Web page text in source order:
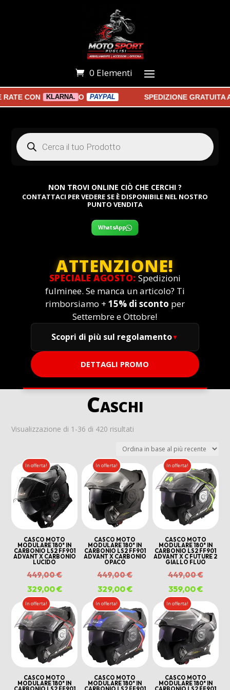
0 Elementi
CON KLARNA. O PAYPAL SPEDIZIONE GRATUITA
Products
search
NON TROVI ONLINE CIÒ CHE CERCHI ?
CONTATTACI PER VEDERE SE È DISPONIBILE NEL NOSTRO
PUNTO VENDITA
WhatsApp
ATTENZIONE!
SPECIALE AGOSTO: Spedizioni
fulminee. Se manca un articolo? Ti
rimborsiamo + 15% di sconto per
Settembre e Ottobre!
Scopri di più sul regolamento
DETTAGLI PROMO
Caschi
Visualizzazione di 1-36 di 420 risultati
base
al
più
recente
In offerta!
CASCO MOTO
MODULARE 180° IN
CARBONIO LS2 FF901
ADVANT X CARBONIO
LUCIDO
449,00€Il
prezzo
originale
era:
449,00 €.
329,00€Il
prezzo
attuale
è:
329,00 €.
In offerta!
CASCO MOTO
MODULARE 180° IN
CARBONIO LS2 FF901
ADVANT X CARBONIO
OPACO
449,00€Il
prezzo
originale
era:
449,00 €.
329,00€Il
prezzo
attuale
è:
329,00 €.
In offerta!
CASCO MOTO
MODULARE 180° IN
CARBONIO LS2 FF901
ADVANT X C FUTURE 2
GIALLO FLUO
449,00€Il
prezzo
era:
359,00€Il
prezzo
attuale
è:
In offerta!
CASCO MOTO
MODULARE 180° IN
In offerta!
CASCO MOTO
MODULARE 180° IN
In offerta!
CASCO MOTO
MODULARE 180° IN